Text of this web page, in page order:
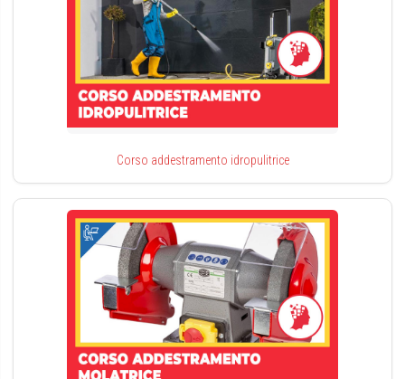
Corso addestramento idropulitrice